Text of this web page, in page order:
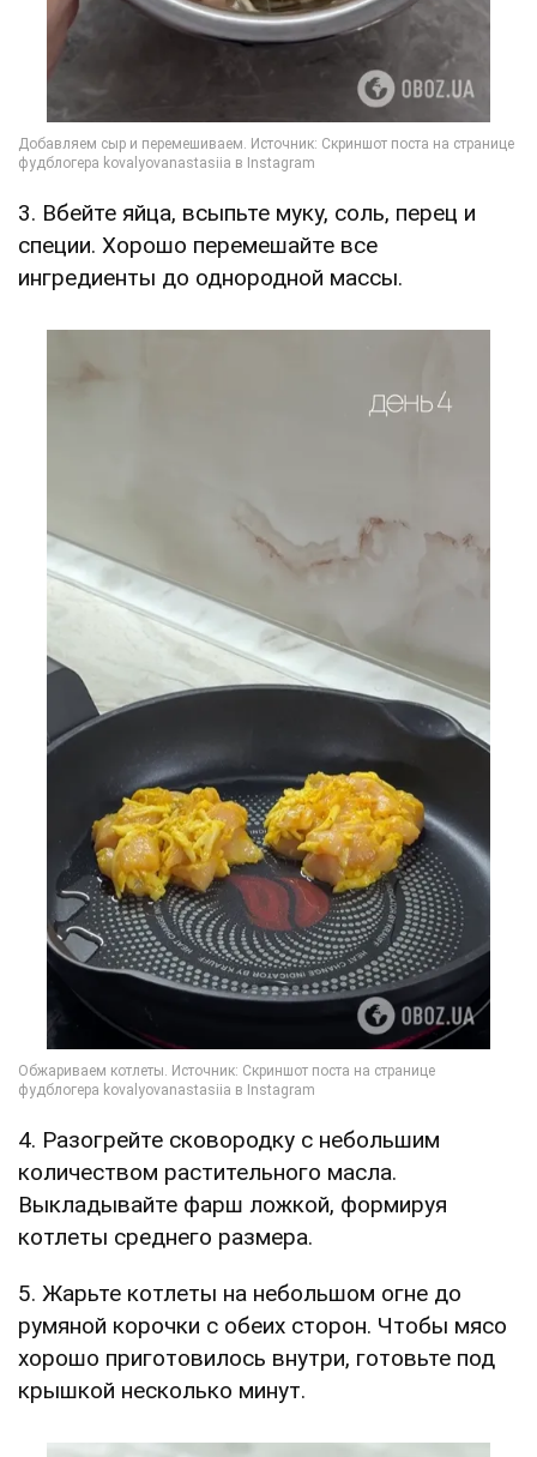
3. Вбейте яйца, всыпьте муку, соль, перец и
специи. Хорошо перемешайте все
ингредиенты до однородной массы.
4. Разогрейте сковородку с небольшим
количеством растительного масла.
Выкладывайте фарш ложкой, формируя
котлеты среднего размера.
5. Жарьте котлеты на небольшом огне до
румяной корочки с обеих сторон. Чтобы мясо
хорошо приготовилось внутри, готовьте под
крышкой несколько минут.